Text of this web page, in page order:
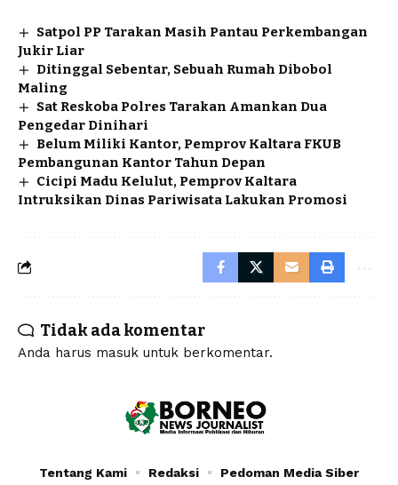
Satpol PP Tarakan Masih Pantau Perkembangan
Jukir Liar
Ditinggal Sebentar, Sebuah Rumah Dibobol
Maling
Sat Reskoba Polres Tarakan Amankan Dua
Pengedar Dinihari
Belum Miliki Kantor, Pemprov Kaltara FKUB
Pembangunan Kantor Tahun Depan
Cicipi Madu Kelulut, Pemprov Kaltara
Intruksikan Dinas Pariwisata Lakukan Promosi
Tidak ada komentar
Anda harus masuk untuk berkomentar.
Tentang Kami Redaksi Pedoman Media Siber